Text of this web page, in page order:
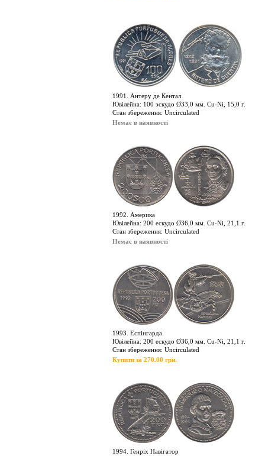
1991. Антеру де Кентал
Ювілейна: 100 эскудо Ø33,0 мм. Cu-Ni, 15,0 г.
Стан збереження: Uncirculated
Немає в наявності
1992. Америка
Ювілейна: 200 ескудо Ø36,0 мм. Cu-Ni, 21,1 г.
Стан збереження: Uncirculated
Немає в наявності
1993. Еспінгарда
Ювілейна: 200 ескудо Ø36,0 мм. Cu-Ni, 21,1 г.
Стан збереження: Uncirculated
Купити за 270.00 грн.
1994. Генріх Навігатор